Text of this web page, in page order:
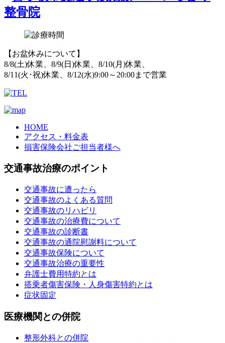
【お盆休みについて】
8/8(土)休業、8/9(日)休業、8/10(月)休業、
8/11(火･祝)休業、8/12(水)9:00～20:00まで営業
HOME
アクセス・料金表
損害保険会社ご担当者様へ
交通事故治療のポイント
交通事故に遭ったら
交通事故のよくある質問
交通事故のリハビリ
交通事故の治療費について
交通事故の診断書
交通事故の通院慰謝料について
交通事故保険について
交通事故治療の重要性
弁護士費用特約とは
搭乗者傷害保険・人身傷害特約とは
症状固定
医療機関との併院
整形外科との併院